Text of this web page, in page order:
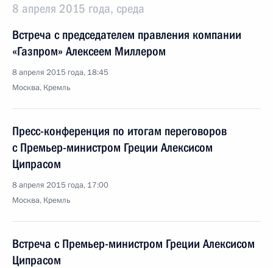
8 апреля 2015 года, среда
Встреча с председателем правления компании
«Газпром» Алексеем Миллером
8 апреля 2015 года, 18:45
Москва, Кремль
Пресс-конференция по итогам переговоров
с Премьер-министром Греции Алексисом
Ципрасом
8 апреля 2015 года, 17:00
Москва, Кремль
Встреча с Премьер-министром Греции Алексисом
Ципрасом